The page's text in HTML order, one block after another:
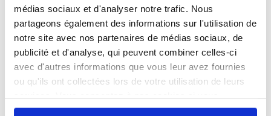
médias sociaux et d'analyser notre trafic. Nous
partageons également des informations sur l'utilisation de
notre site avec nos partenaires de médias sociaux, de
publicité et d'analyse, qui peuvent combiner celles-ci
avec d'autres informations que vous leur avez fournies
ou qu'ils ont collectées lors de votre utilisation de leurs
continuez à utiliser notre site Web.
Expérience :
Processus
de